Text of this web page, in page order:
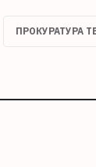
ПРОКУРАТУРА